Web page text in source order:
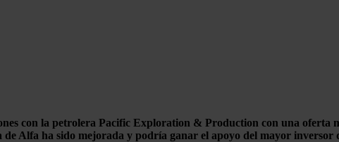
con la petrolera Pacific Exploration & Production con una oferta
de Alfa ha sido mejorada y podría ganar el apoyo del mayor